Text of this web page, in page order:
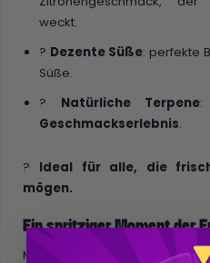
weckt.
? Dezente Süße: perfekte
Süße.
? Natürliche Terpene:
Geschmackserlebnis.
? Ideal für alle, die
mögen.
Ein spritziger Moment der
Mit seinem ausgewogenen